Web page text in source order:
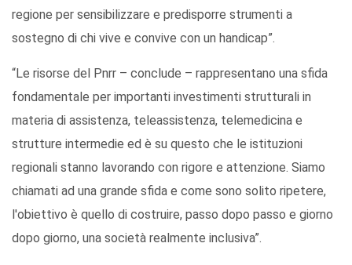
regione per sensibilizzare e predisporre strumenti a
sostegno di chi vive e convive con un handicap”.
“Le risorse del Pnrr – conclude – rappresentano una sfida
fondamentale per importanti investimenti strutturali in
materia di assistenza, teleassistenza, telemedicina e
strutture intermedie ed è su questo che le istituzioni
regionali stanno lavorando con rigore e attenzione. Siamo
chiamati ad una grande sfida e come sono solito ripetere,
l'obiettivo è quello di costruire, passo dopo passo e giorno
dopo giorno, una società realmente inclusiva”.